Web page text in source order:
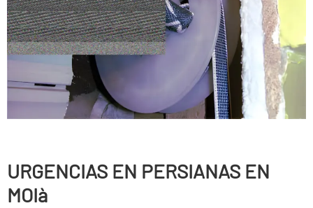
URGENCIAS EN PERSIANAS EN
MOIà